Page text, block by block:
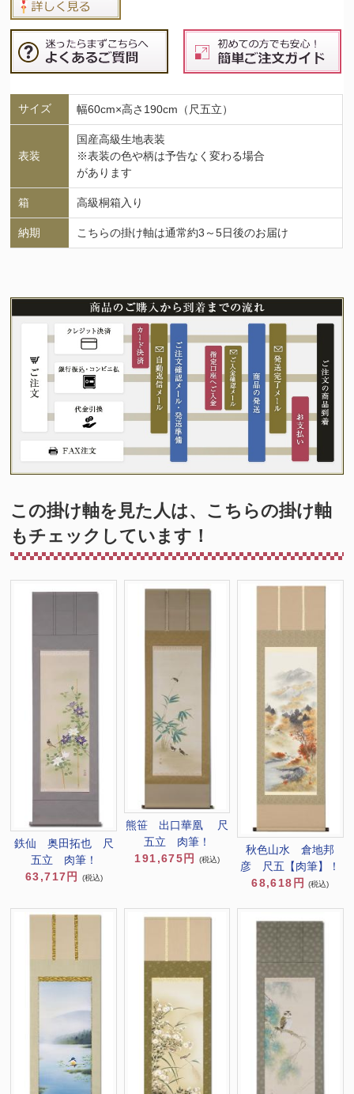
サイズ 幅60cm×高さ190cm（尺五立）
表装
国産高級生地表装
※表装の色や柄は予告なく変わる場合
があります
箱 高級桐箱入り
納期 こちらの掛け軸は通常約3～5日後のお届け
この掛け軸を見た人は、こちらの掛け軸
もチェックしています！
鉄仙 奥田拓也 尺
五立 肉筆！
63,717円
(税込)
熊笹 出口華凰 尺
五立 肉筆！
191,675円
(税込)
秋色山水 倉地邦
彦 尺五【肉筆】！
68,618円
(税込)